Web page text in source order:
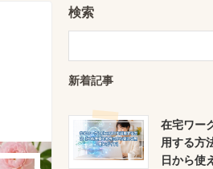
検索
新着記事
在宅ワー
用する方
日から使